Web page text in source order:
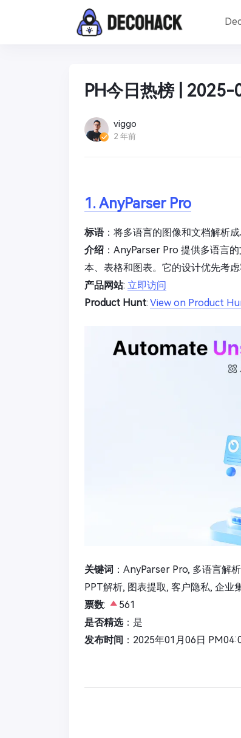
PH今日热榜 |
viggo
2 年前
1. AnyParser Pro
标语：将多语言的图像和文档解析
介绍 ：AnyParser Pro 提供多语言
本、表格和图表。它的设计优先考虑
产品网站: 立即访问
Product Hunt: View on Product
关键词 ：AnyParser Pro, 多语言解
PPT解析, 图表提取, 客户隐私, 企业
票数:
561
是否精选：是
发布时间 ：2025年01月06日